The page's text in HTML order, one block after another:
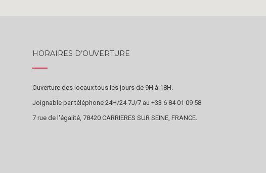
HORAIRES D’OUVERTURE
Ouverture des locaux tous les jours de 9H à 18H.
Joignable par téléphone 24H/24 7J/7 au +33 6 84 01 09 58
7 rue de l'égalité, 78420 CARRIERES SUR SEINE, FRANCE.